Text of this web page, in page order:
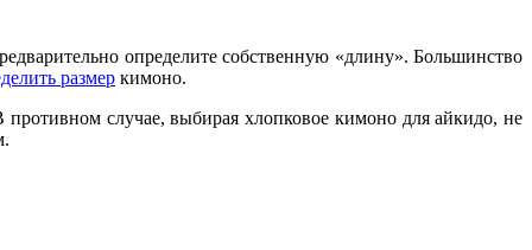
определите собственную «длину». Большинство
размер кимоно.
противном случае,выбирая хлопковое кимоно для айкидо, не